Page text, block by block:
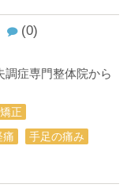
(0)
調症専門整体院から
正
痛
手足の痛み